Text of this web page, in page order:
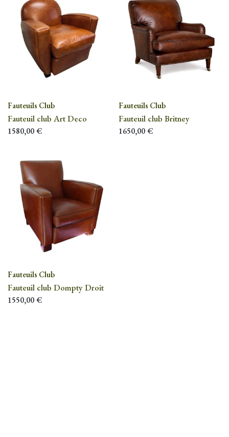
Fauteuils Club
Fauteuil club Art Deco
1580,00€
Fauteuils Club
Fauteuil club Britney
1650,00€
Fauteuils Club
Fauteuil club Dompty Droit
1550,00€